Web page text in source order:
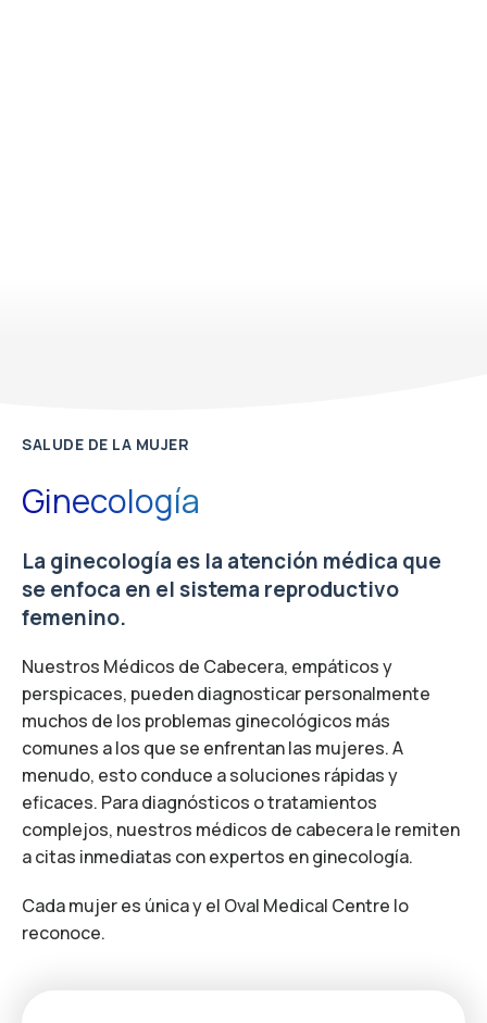
SALUDE DE LA MUJER
Ginecología
La ginecología es la atención médica que
se enfoca en el sistema reproductivo
femenino.
Nuestros Médicos de Cabecera, empáticos y
perspicaces, pueden diagnosticar personalmente
muchos de los problemas ginecológicos más
comunes a los que se enfrentan las mujeres. A
menudo, esto conduce a soluciones rápidas y
eficaces. Para diagnósticos o tratamientos
complejos, nuestros médicos de cabecera le remiten
a citas inmediatas con expertos en ginecología.
Cada mujer es única y el Oval Medical Centre lo
reconoce.